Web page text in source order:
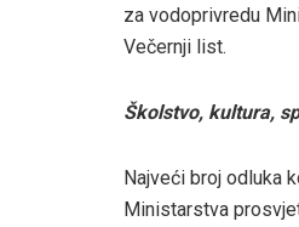
za vodoprivredu
Večernji list.
Školstvo, kultura,
Najveći broj odluka
Ministarstva